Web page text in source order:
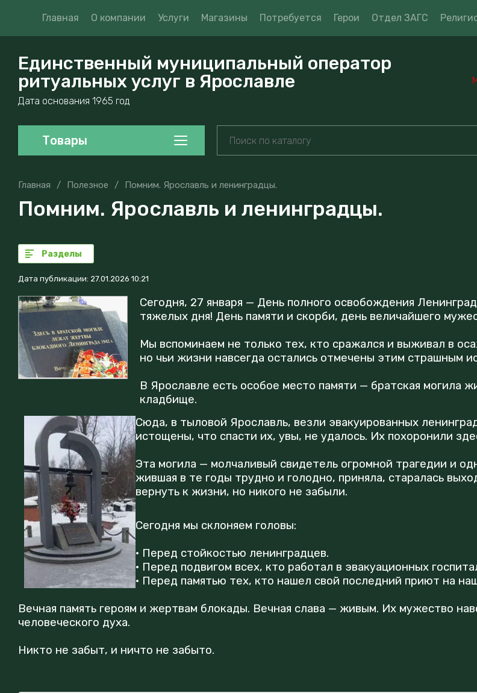
Главная О компании Услуги Магазины Потребуется Герои Отдел ЗАГС
Единственный муниципальный оператор
ритуальных услуг в Ярославле
Дата основания 1965 год
Товары
Главная / Полезное / Помним. Ярославль и ленинградцы.
Помним. Ярославль и ленинградцы.
Разделы
Дата публикации: 27.01.2026 10:21
Сегодня, 27 января — День полного освобождения
тяжелых дня! День памяти и скорби, день величайшего
Мы вспоминаем не только тех, кто сражался и выживал в
но чьи жизни навсегда остались отмечены этим страшным
В Ярославле есть особое место памяти — братская могила
кладбище.
Сюда, в тыловой Ярославль, везли эвакуированных
истощены, что спасти их, увы, не удалось. Их похоронили
Эта могила — молчаливый свидетель огромной трагедии и
жившая в те годы трудно и голодно, приняла, старалась
вернуть к жизни, но никого не забыли.
Сегодня мы склоняем головы:
· Перед стойкостью ленинградцев.
· Перед подвигом всех, кто работал в эвакуационных
· Перед памятью тех, кто нашел свой последний приют на
Вечная память героям и жертвам блокады. Вечная слава — живым. Их мужество
человеческого духа.
Никто не забыт, и ничто не забыто.